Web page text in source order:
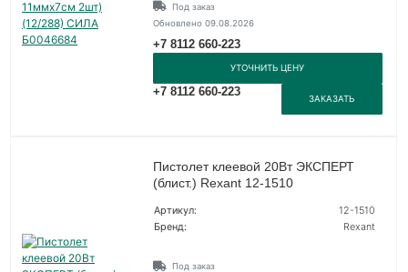
Под заказ
Обновлено 09.08.2026
+7 8112 660-223
УТОЧНИТЬ ЦЕНУ
+7 8112 660-223
ЗАКАЗАТЬ
Пистолет клеевой 20Вт ЭКСПЕРТ
(блист.) Rexant 12-1510
Артикул:
12-1510
Бренд:
Rexant
Под заказ